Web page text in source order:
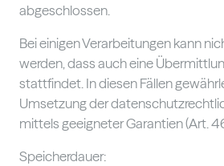
abgeschlossen.
Bei einigen Verarbeitungen kann
werden, dass auch eine
stattfindet. In diesen Fällen
Umsetzung der
mittels geeigneter Garantien (Art.
Speicherdauer: